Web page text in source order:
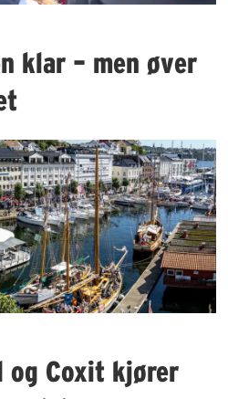
klar – men øver
og Coxit kjører